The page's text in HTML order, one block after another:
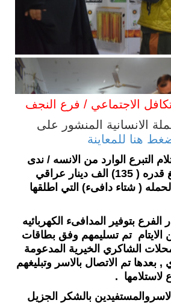
الاجتماعي / فرع النجف
الانسانية المنشور على
هنا للمعاينة
التبرع الوارد من الانسه / ندى
سلام موسى والبالغ قدره ( 135) الف دينار عراقي
( شتاء دافىء) التي اطلقها
بتوفير المدافىء الكهربائيه
تم تسليمهم وفق بطاقات
الشاكري الخيرية المدعومة
بعدها تم الاتصال بالاسر وتبليغهم
.
بالشكر الجزيل